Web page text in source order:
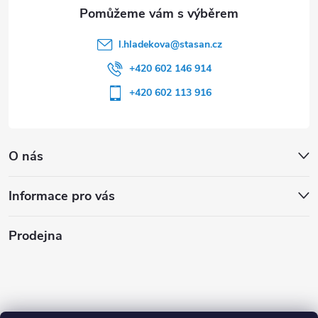
O nás
Informace pro vás
l.hladekova@stasan.cz
+420 602 146 914
+420 602 113 916
Prodejna